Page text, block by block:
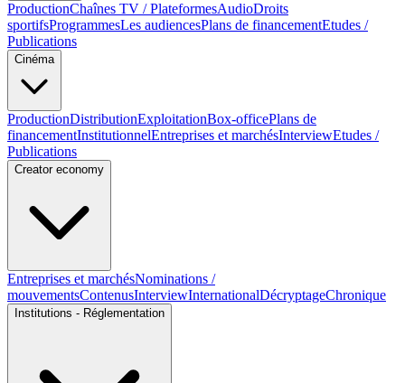
ProductionChaînes TV / PlateformesAudioDroits
sportifsProgrammesLes audiencesPlans de financementEtudes /
Publications
Cinéma
ProductionDistributionExploitationBox-officePlans de
financementInstitutionnelEntreprises et marchésInterviewEtudes /
Publications
Creator economy
Entreprises et marchésNominations /
mouvementsContenusInterviewInternationalDécryptageChronique
Institutions - Réglementation